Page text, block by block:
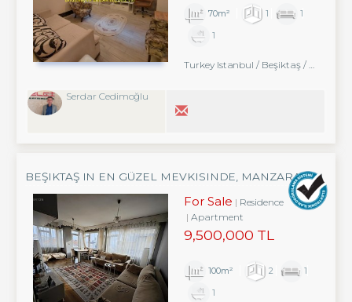
70m² 1
1
1
Turkey Istanbul / Beşiktaş/ Abbasağa
Serdar Cedimoğlu
BEŞIKTAŞ IN EN GÜZEL MEVKISINDE, MANZARALI
For Sale
Residence
Apartment
9,500,000 TL
100m² 2
1
1